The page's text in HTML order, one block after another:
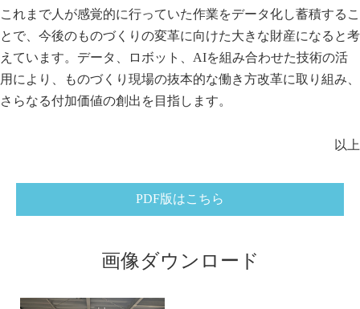
これまで人が感覚的に行っていた作業をデータ化し蓄積するこ
とで、今後のものづくりの変革に向けた大きな財産になると考
えています。データ、ロボット、AIを組み合わせた技術の活
用により、ものづくり現場の抜本的な働き方改革に取り組み、
さらなる付加価値の創出を目指します。
以上
PDF版はこちら
画像ダウンロード